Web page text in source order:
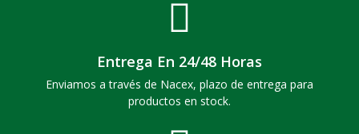
Entrega En 24/48 Horas
Enviamos a través de Nacex, plazo de entrega para
productos en stock.